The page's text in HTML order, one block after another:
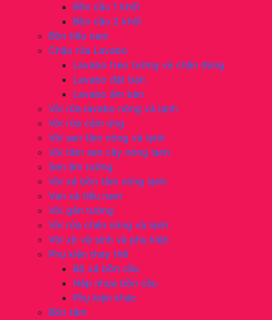
Bồn cầu 1 khối
Bồn cầu 2 khối
Bồn tiểu nam
Chậu rửa Lavabo
Lavabo treo tường và chân đứng
Lavabo đặt bàn
Lavabo âm bàn
Vòi rửa lavabo nóng và lạnh
Vòi rửa cảm ứng
Vòi sen tắm nóng và lạnh
Vòi tắm sen cây nóng lạnh
Sen âm tường
Vòi xả bồn tắm nóng lạnh
Van xả tiểu nam
Vòi gắn tường
Vòi rửa chén nóng và lạnh
Vòi xịt vệ sinh và phụ kiện
Phụ kiện thay thế
Bộ xả bồn cầu
Nắp nhựa bồn cầu
Phụ kiện khác
Bồn tắm